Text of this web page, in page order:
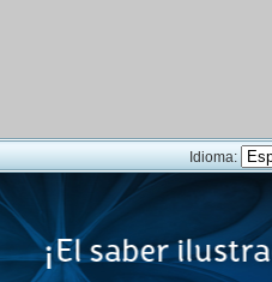
Idioma: